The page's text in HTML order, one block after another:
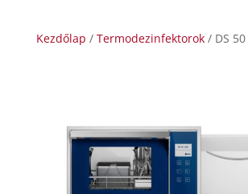
Kezdőlap / Termodezinfektorok/ DS